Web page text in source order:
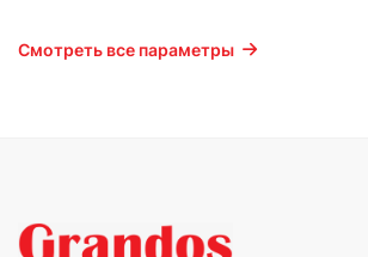
Смотреть все параметры